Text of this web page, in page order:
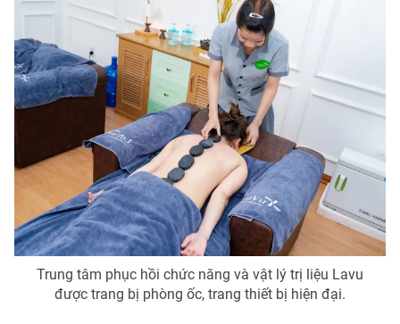
VTV9 VTV8
Liên hệ tòa soạn English
THỜI BÁO VTV
Theo dõi báo trên
Cơ quan chủ quản: Đài Truyền hình Việt Nam
Trung tâm phục hồi chức năng và vật lý trị liệu Lavu
được trang bị phòng ốc, trang thiết bị hiện đại.